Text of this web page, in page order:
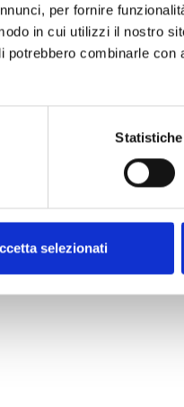
per fornire
in cui utilizzi il nostro
combinarle
Statistiche
selezionati
Partner